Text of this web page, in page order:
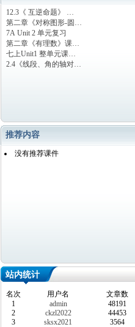
12.3《 互逆命题》 …
第二章《对称图形-圆…
7A Unit 2 单元复习
第二章《有理数》课…
七上Unit1 整单元课…
2.4《线段、角的轴对…
推荐内容
没有推荐课件
站内统计
名次 用户名
文章数
1
admin
48191
2
ckzl2022
44453
3
sksx2021
3564